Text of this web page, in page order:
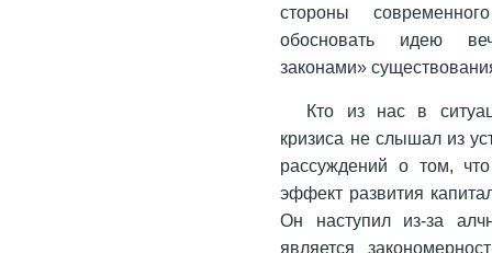
стороны
обосновать идею
законами»
Кто из нас в
кризиса не слышал из
рассуждений о том,
эффект развития
Он наступил из-за
является